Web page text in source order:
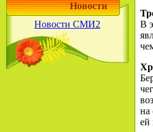
Новости
Новости СМИ2
В
на
ей